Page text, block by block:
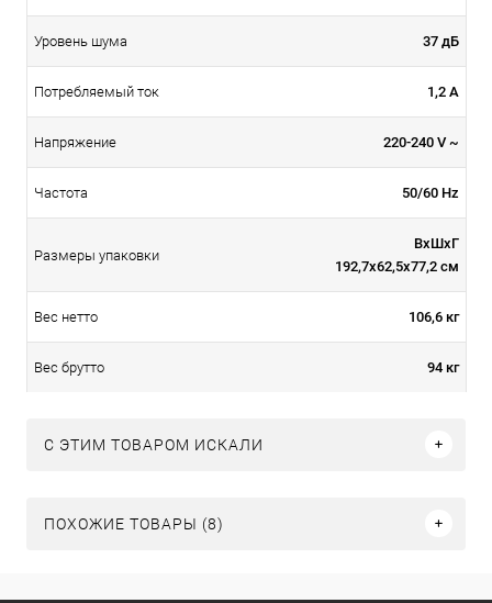
Уровень шума 37 дБ
Потребляемый ток 1,2 A
Напряжение 220-240 V ~
Частота 50/60 Hz
Размеры упаковки
ВхШхГ
192,7х62,5х77,2 см
Вес нетто 106,6 кг
Вес брутто 94 кг
C ЭТИМ ТОВАРОМ ИСКАЛИ
ПОХОЖИЕ ТОВАРЫ (8)